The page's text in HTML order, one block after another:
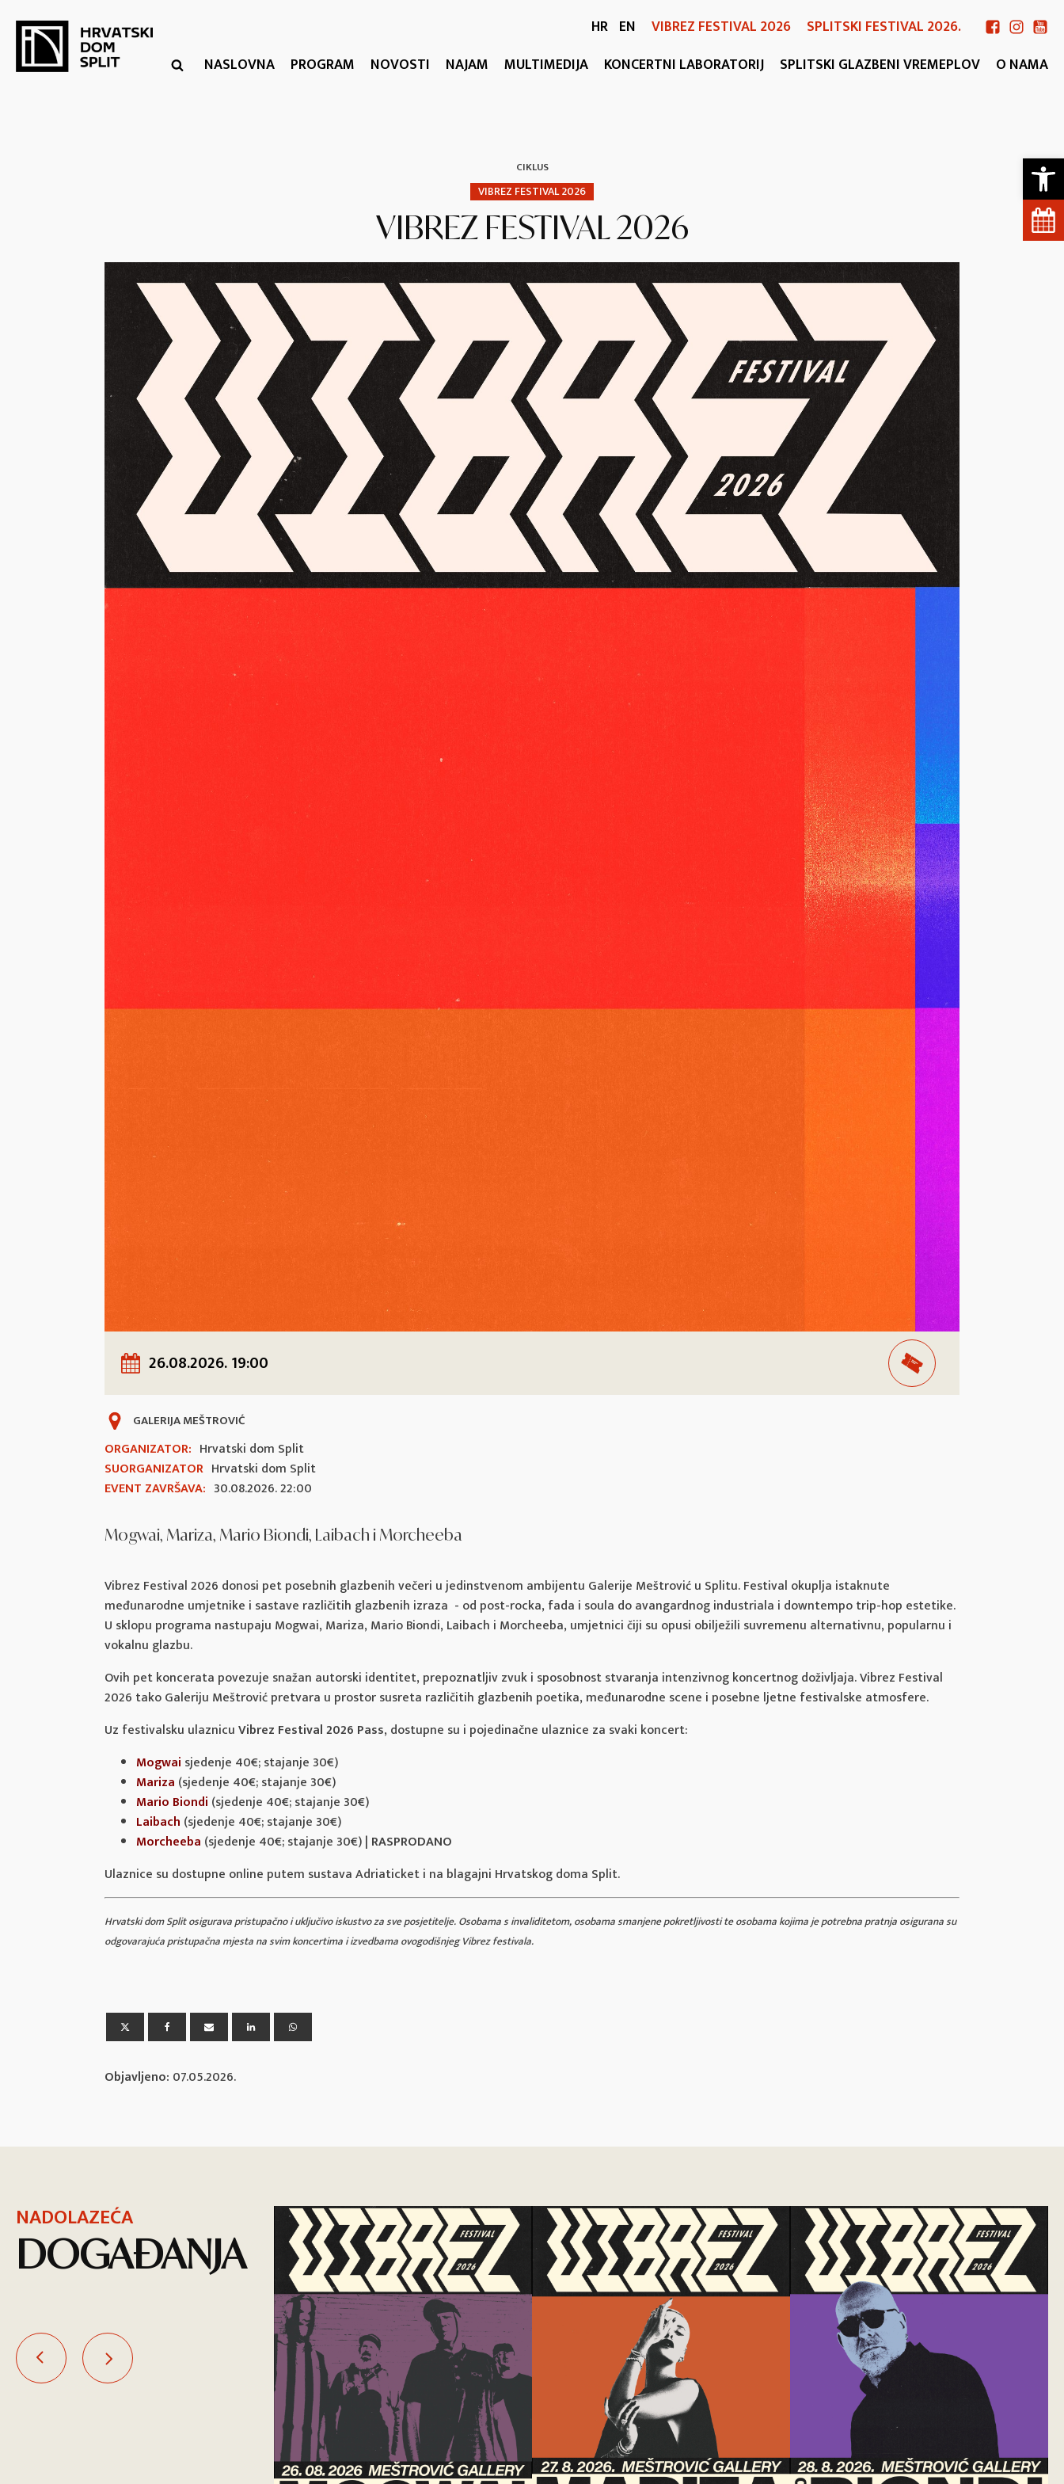
HR EN VIBREZ FESTIVAL 2026
SPLITSKI FESTIVAL 2026.
NASLOVNA
PROGRAM NOVOSTI NAJAM MULTIMEDIJA KONCERTNI LABORATORIJ SPLITSKI GLAZBENI VREMEPLOV O NAMA
CIKLUS
VIBREZ FESTIVAL 2026
VIBREZ FESTIVAL 2026
26.08.2026. 19:00
ORGANIZATOR: Hrvatski dom Split
SUORGANIZATOR Hrvatski dom Split
EVENT ZAVRŠAVA: 30.08.2026. 22:00
GALERIJA MEŠTROVIĆ
Mogwai, Mariza, Mario Biondi, Laibach i Morcheeba
Vibrez Festival 2026 donosi pet posebnih glazbenih večeri u jedinstvenom ambijentu Galerije Meštrović u Splitu. Festival okuplja istaknute
međunarodne umjetnike i sastave različitih glazbenih izraza - od post-rocka, fada i soula do avangardnog industriala i downtempo trip-hop estetike.
U sklopu programa nastupaju Mogwai, Mariza, Mario Biondi, Laibach i Morcheeba, umjetnici čiji su opusi obilježili suvremenu alternativnu, popularnu i
vokalnu glazbu.
Ovih pet koncerata povezuje snažan autorski identitet, prepoznatljiv zvuk i sposobnost stvaranja intenzivnog koncertnog doživljaja. Vibrez Festival
2026 tako Galeriju Meštrović pretvara u prostor susreta različitih glazbenih poetika, međunarodne scene i posebne ljetne festivalske atmosfere.
Uz festivalsku ulaznicuVibrez Festival 2026 Pass, dostupne su i pojedinačne ulaznice za svaki koncert:
Mogwai sjedenje 40€; stajanje 30€)
Mariza (sjedenje 40€; stajanje 30€)
Mario Biondi (sjedenje 40€; stajanje 30€)
Laibach (sjedenje 40€; stajanje 30€)
Morcheeba (sjedenje 40€; stajanje 30€) | RASPRODANO
Ulaznice su dostupne online putem sustava Adriaticket i na blagajni Hrvatskog doma Split.
Hrvatski dom Split osigurava pristupačno i uključivo iskustvo za sve posjetitelje. Osobama s invaliditetom, osobama smanjene pokretljivosti te osobama kojima je potrebna pratnja osigurana su
odgovarajuća pristupačna mjesta na svim koncertima i izvedbama ovogodišnjeg Vibrez festivala.
Objavljeno: 07.05.2026.
NADOLAZEĆA
DOGAĐANJA